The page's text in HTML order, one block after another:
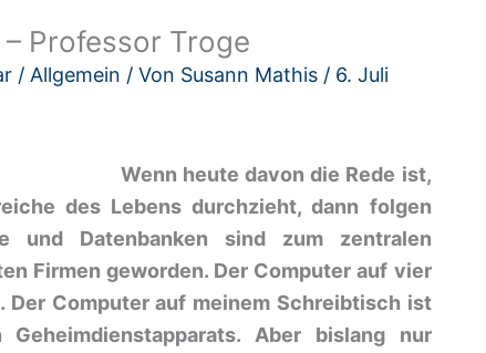
– Professor Troge
/ Allgemein / Von Susann Mathis / 6. Juli
Wenn heute davon die Rede ist,
des Lebens durchzieht, dann folgen
und Datenbanken sind zum zentralen
Firmen geworden. Der Computer auf vier
Der Computer auf meinem Schreibtisch ist
Aber bislang nur